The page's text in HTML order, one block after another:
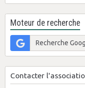
Moteur de recherche
Contacter